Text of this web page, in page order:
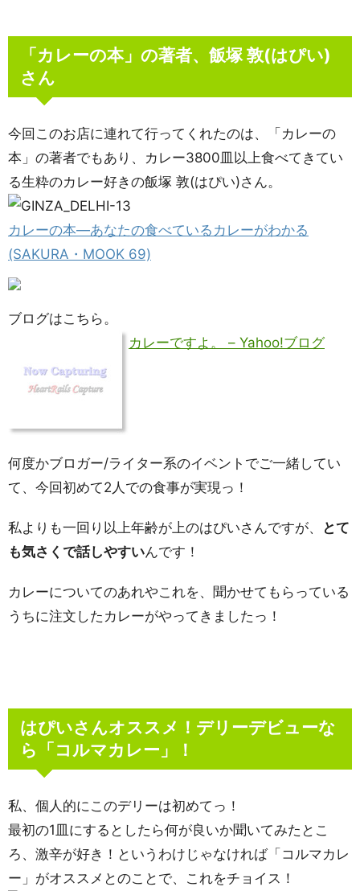
「カレーの本」の著者、飯塚 敦(はぴい)
さん
今回このお店に連れて行ってくれたのは、「カレーの
本」の著者でもあり、カレー3800皿以上食べてきてい
る生粋のカレー好きの飯塚 敦(はぴい)さん。
カレーの本―あなたの食べているカレーがわかる
(SAKURA・MOOK 69)
ブログはこちら。
カレーですよ。 – Yahoo!ブログ
何度かブロガー/ライター系のイベントでご一緒してい
て、今回初めて2人での食事が実現っ！
私よりも一回り以上年齢が上のはぴいさんですが、
とて
も気さくで話しやすいんです！
カレーについてのあれやこれを、聞かせてもらっている
うちに注文したカレーがやってきましたっ！
はぴいさんオススメ！デリーデビューな
ら「コルマカレー」！
私、個人的にこのデリーは初めてっ！
最初の1皿にするとしたら何が良いか聞いてみたとこ
ろ、激辛が好き！というわけじゃなければ「コルマカレ
ー」がオススメとのことで、これをチョイス！